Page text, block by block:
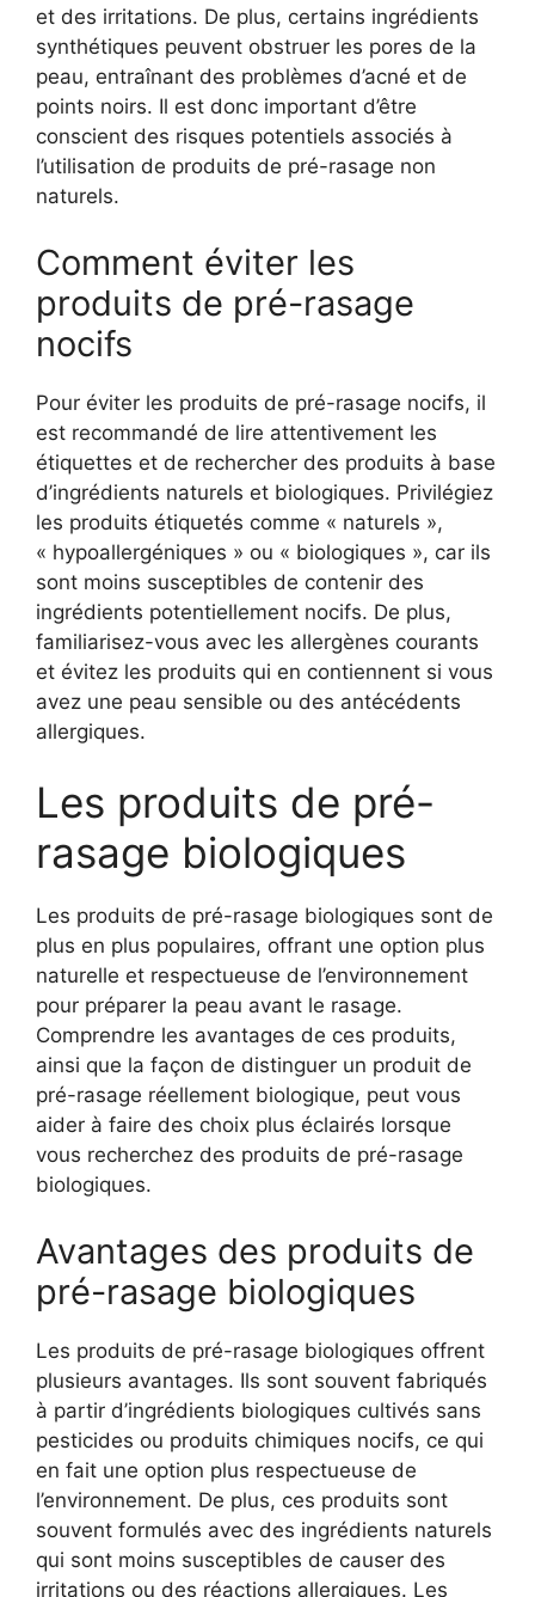
et des irritations. De plus, certains ingrédients
synthétiques peuvent obstruer les pores de la
peau, entraînant des problèmes d’acné et de
points noirs. Il est donc important d’être
conscient des risques potentiels associés à
l’utilisation de produits de pré-rasage non
naturels.
Comment éviter les
produits de pré-rasage
nocifs
Pour éviter les produits de pré-rasage nocifs, il
est recommandé de lire attentivement les
étiquettes et de rechercher des produits à base
d’ingrédients naturels et biologiques. Privilégiez
les produits étiquetés comme « naturels »,
« hypoallergéniques » ou « biologiques », car ils
sont moins susceptibles de contenir des
ingrédients potentiellement nocifs. De plus,
familiarisez-vous avec les allergènes courants
et évitez les produits qui en contiennent si vous
avez une peau sensible ou des antécédents
allergiques.
Les produits de pré-
rasage biologiques
Les produits de pré-rasage biologiques sont de
plus en plus populaires, offrant une option plus
naturelle et respectueuse de l’environnement
pour préparer la peau avant le rasage.
Comprendre les avantages de ces produits,
ainsi que la façon de distinguer un produit de
pré-rasage réellement biologique, peut vous
aider à faire des choix plus éclairés lorsque
vous recherchez des produits de pré-rasage
biologiques.
Avantages des produits de
pré-rasage biologiques
Les produits de pré-rasage biologiques offrent
plusieurs avantages. Ils sont souvent fabriqués
à partir d’ingrédients biologiques cultivés sans
pesticides ou produits chimiques nocifs, ce qui
en fait une option plus respectueuse de
l’environnement. De plus, ces produits sont
souvent formulés avec des ingrédients naturels
qui sont moins susceptibles de causer des
irritations ou des réactions allergiques. Les